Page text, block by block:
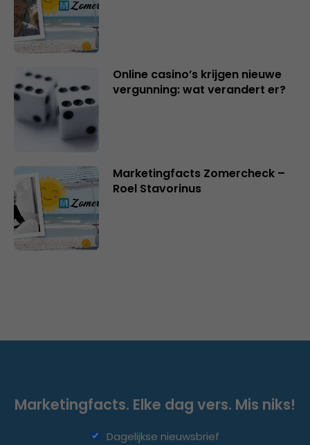
Online casino’s krijgen nieuwe
vergunning: wat verandert er?
Marketingfacts Zomercheck –
Roel Stavorinus
Marketingfacts. Elke dag vers. Mis niks!
Dagelijkse nieuwsbrief